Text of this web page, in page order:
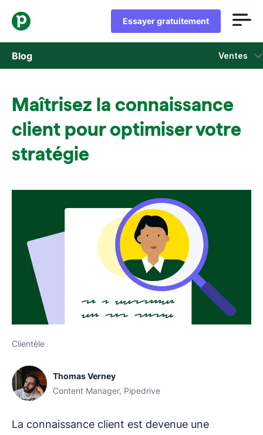
Essayer gratuitement
Blog Ventes
Marketing
Actus Produit
Maîtrisez la connaissance
client pour optimiser votre
stratégie
Clientèle
Thomas Verney
Content Manager, Pipedrive
La connaissance client est devenue une